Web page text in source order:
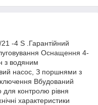
-4 S .Гарантійний
Оснащення 4-
з водяним
насос, З поршнями з
Вбудований
для контролю рівня
характеристики